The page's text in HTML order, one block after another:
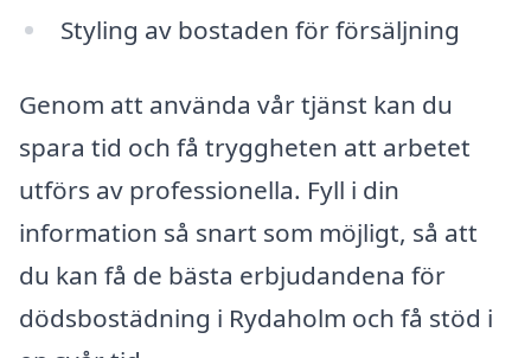
Styling av bostaden för försäljning
Genom att använda vår tjänst kan du
spara tid och få tryggheten att arbetet
utförs av professionella. Fyll i din
information så snart som möjligt, så att
du kan få de bästa erbjudandena för
dödsbostädning i Rydaholm och få stöd i